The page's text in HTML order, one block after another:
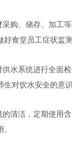
采购、储存、加工
食堂员工症状监
供水系统进行全面
对饮水安全的意
的清洁，定期使用